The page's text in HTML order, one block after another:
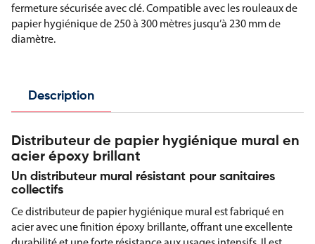
fermeture sécurisée avec clé. Compatible avec les rouleaux de
papier hygiénique de 250 à 300 mètres jusqu’à 230 mm de
diamètre.
Description
Distributeur de papier hygiénique mural en
acier époxy brillant
Un distributeur mural résistant pour sanitaires
collectifs
Ce distributeur de papier hygiénique mural est fabriqué en
acier avec une finition époxy brillante, offrant une excellente